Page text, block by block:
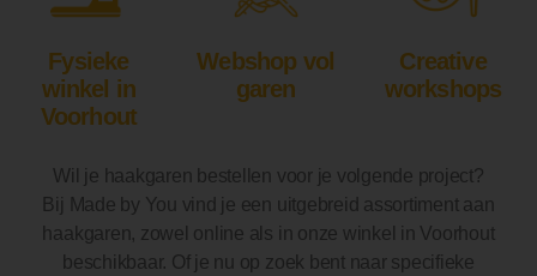
Fysieke
winkel in
Voorhout
Webshop vol
garen
Creative
workshops
Wil je haakgaren bestellen voor je volgende project?
Bij Made by You vind je een uitgebreid assortiment aan
haakgaren, zowel online als in onze winkel in Voorhout
beschikbaar. Of je nu op zoek bent naar specifieke